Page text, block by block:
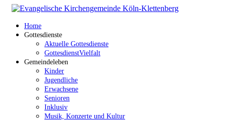
Home
Gottesdienste
Aktuelle Gottesdienste
GottesdienstVielfalt
Gemeindeleben
Kinder
Jugendliche
Erwachsene
Senioren
Inklusiv
Musik, Konzerte und Kultur